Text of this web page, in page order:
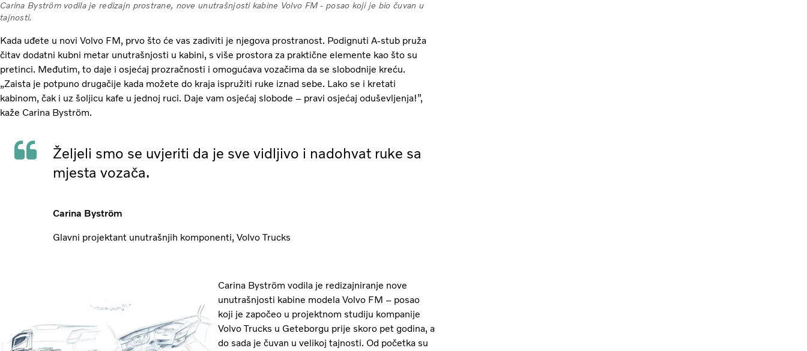
Carina Byström vodila je redizajn prostrane, nove unutrašnjosti kabine Volvo FM - posao koji je bio čuvan u
tajnosti.
Kada uđete u novi Volvo FM, prvo što će vas zadiviti je njegova prostranost. Podignuti A-stub pruža
čitav dodatni kubni metar unutrašnjosti u kabini, s više prostora za praktične elemente kao što su
pretinci. Međutim, to daje i osjećaj prozračnosti i omogućava vozačima da se slobodnije kreću.
„Zaista je potpuno drugačije kada možete do kraja ispružiti ruke iznad sebe. Lako se i kretati
kabinom, čak i uz šoljicu kafe u jednoj ruci. Daje vam osjećaj slobode – pravi osjećaj oduševljenja!”,
kaže Carina Byström.
Željeli smo se uvjeriti da je sve vidljivo i nadohvat ruke sa
mjesta vozača.
Carina Byström
Glavni projektant unutrašnjih komponenti, Volvo Trucks
Carina Byström vodila je redizajniranje nove
unutrašnjosti kabine modela Volvo FM – posao
koji je započeo u projektnom studiju kompanije
Volvo Trucks u Geteborgu prije skoro pet godina, a
do sada je čuvan u velikoj tajnosti. Od početka su